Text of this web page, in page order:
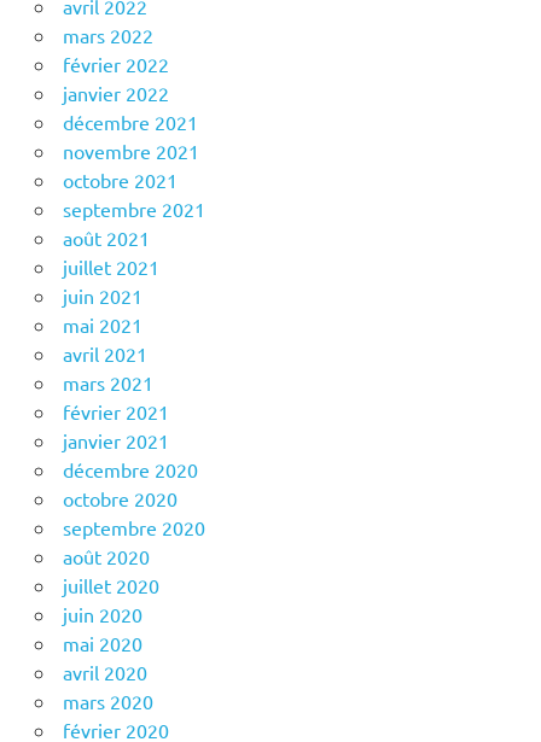
avril 2022
mars 2022
février 2022
janvier 2022
décembre 2021
novembre 2021
octobre 2021
septembre 2021
août 2021
juillet 2021
juin 2021
mai 2021
avril 2021
mars 2021
février 2021
janvier 2021
décembre 2020
octobre 2020
septembre 2020
août 2020
juillet 2020
juin 2020
mai 2020
avril 2020
mars 2020
février 2020